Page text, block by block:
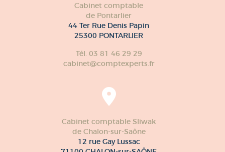
Cabinet comptable
de Pontarlier
44 Ter Rue Denis Papin
25300 PONTARLIER
Tél. 03 81 46 29 29
cabinet@comptexperts.fr
Cabinet comptable Sliwak
de Chalon-sur-Saône
12 rue Gay Lussac